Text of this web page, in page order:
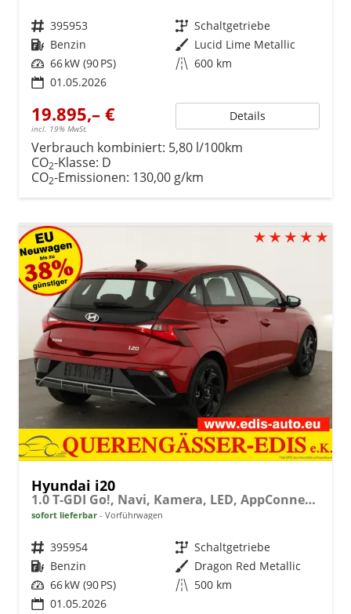
Fahrzeugnr. 395953 Getriebe Schaltgetriebe
Kraftstoff Benzin Außenfarbe Lucid Lime Metallic
Leistung 66 kW (90 PS) Kilometerstand 600 km
01.05.2026
19.895,– €
incl. 19% MwSt.
Details
Verbrauch kombiniert: 5,80 l/100km
CO2-Klasse: D
CO2-Emissionen: 130,00 g/km
Hyundai i20
1.0 T-GDI Go!, Navi, Kamera, LED, AppConnect, Winter, 16-Zoll, sofort
sofort lieferbar Vorführwagen
Fahrzeugnr. 395954 Getriebe Schaltgetriebe
Kraftstoff Benzin Außenfarbe Dragon Red Metallic
Leistung 66 kW (90 PS) Kilometerstand 500 km
01.05.2026